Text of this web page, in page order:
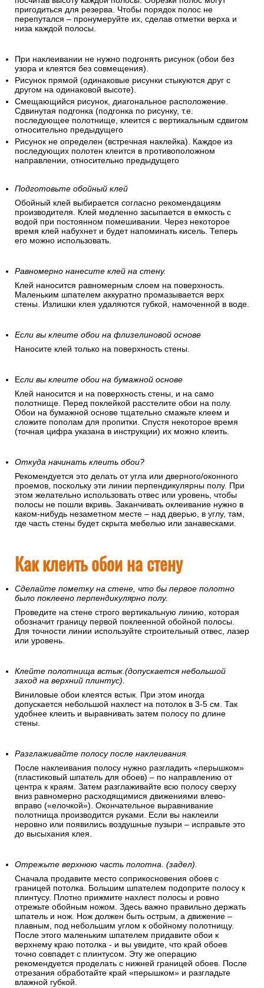
пригодиться для резерва. Чтобы порядок полос не
перепутался – пронумеруйте их, сделав отметки верха и
низа каждой полосы.
При наклеивании не нужно подгонять рисунок (обои без
узора и клеятся без совмещения).
Рисунок прямой (одинаковые рисунки стыкуются друг с
другом на одинаковой высоте).
Смещающийся рисунок, диагональное расположение.
Сдвинутая подгонка (подгонка по рисунку, т.е.
последующее полотнище, клеится с вертикальным сдвигом
относительно предыдущего
Рисунок не определен (встречная наклейка). Каждое из
последующих полотен клеится в противоположном
направлении, относительно предыдущего
Подготовьте обойный клей
Обойный клей выбирается согласно рекомендациям
производителя. Клей медленно засыпается в емкость с
водой при постоянном помешивании. Через некоторое
время клей набухнет и будет напоминать кисель. Теперь
его можно использовать.
Равномерно нанесите клей на стену.
Клей наносится равномерным слоем на поверхность.
Маленьким шпателем аккуратно промазывается верх
стены. Излишки клея удаляются губкой, намоченной в воде.
Если вы клеите обои на флизелиновой основе
Наносите клей только на поверхность стены.
Если вы клеите обои на бумажной основе
Клей наносится и на поверхность стены, и на само
полотнище. Перед поклейкой расстелите обои на полу.
Обои на бумажной основе тщательно смажьте клеем и
сложите пополам для пропитки. Спустя некоторое время
(точная цифра указана в инструкции) их можно клеить.
Откуда начинать клеить обои?
Рекомендуется это делать от угла или дверного/оконного
проемов, поскольку эти линии перпендикулярны полу. При
этом желательно использовать отвес или уровень, чтобы
полосы не пошли вкривь. Заканчивать оклеивание нужно в
каком-нибудь незаметном месте – над дверью, в углу, там,
где часть стены будет скрыта мебелью или занавесками.
Как клеить обои на стену
Сделайте пометку на стене, что бы первое полотно
было поклеено перпендикулярно полу.
Проведите на стене строго вертикальную линию, которая
обозначит границу первой поклеенной обойной полосы.
Для точности линии используйте строительный отвес, лазер
или уровень.
Клейте полотнища встык.(допускается небольшой
заход на верхний плинтус).
Виниловые обои клеятся встык. При этом иногда
допускается небольшой нахлест на потолок в 3-5 см. Так
удобнее клеить и выравнивать затем полосу по длине
стены.
Разглаживайте полосу после наклеивания.
После наклеивания полосу нужно разгладить «перышком»
(пластиковый шпатель для обоев) – по направлению от
центра к краям. Затем разглаживайте всю полосу сверху
вниз равномерно расходящимися движениями влево-
вправо («елочкой»). Окончательное выравнивание
полотнища производится руками. Если вы наклеили
неровно или появились воздушные пузыри – исправьте это
до высыхания клея.
Отрежьте верхнюю часть полотна. (задел).
Сначала продавите место соприкосновения обоев с
границей потолка. Большим шпателем подоприте полосу к
плинтусу. Плотно прижмите нахлест полосы и ровно
отрежьте обойным ножом. Здесь важно правильно держать
шпатель и нож. Нож должен быть острым, а движение –
плавным, под небольшим углом к обойному полотнищу.
После этого маленьким шпателем придавите обои к
верхнему краю потолка - и вы увидите, что край обоев
точно совпадет с плинтусом. Эту же операцию
рекомендуется проделать с нижней границей обоев. После
отрезания обработайте край «перышком» и разгладьте
влажной губкой.